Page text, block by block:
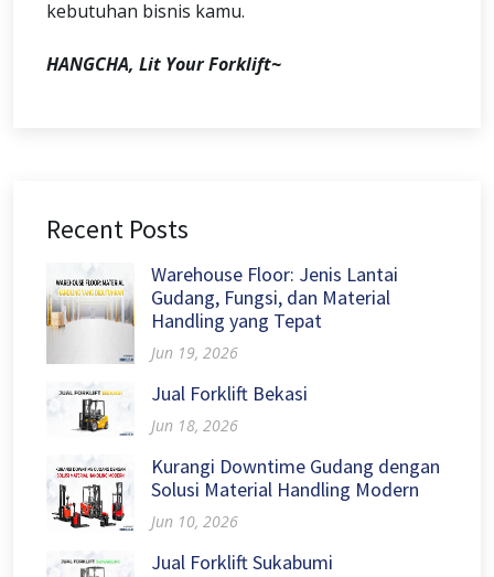
kebutuhan bisnis kamu.
HANGCHA, Lit Your Forklift~
Recent Posts
Warehouse Floor: Jenis Lantai
Gudang, Fungsi, dan Material
Handling yang Tepat
Jun 19, 2026
Jual Forklift Bekasi
Jun 18, 2026
Kurangi Downtime Gudang dengan
Solusi Material Handling Modern
Jun 10, 2026
Jual Forklift Sukabumi